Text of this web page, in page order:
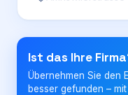
Ist das Ihre
Übernehmen Sie den
besser gefunden –